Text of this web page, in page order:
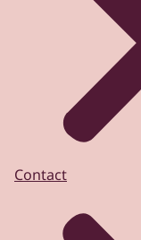
Contact